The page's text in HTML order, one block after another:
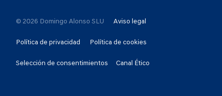
© 2026 Domingo Alonso SLU Aviso legal
Política de privacidad Política de cookies
Selección de consentimientos Canal Ético